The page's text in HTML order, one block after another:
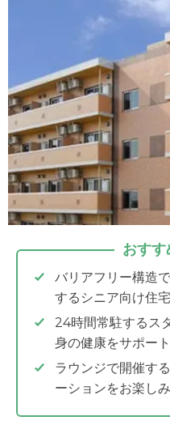
おすす
バリアフリー構造
するシニア向け住
24時間常駐するス
身の健康をサポー
ラウンジで開催す
ーションをお楽し